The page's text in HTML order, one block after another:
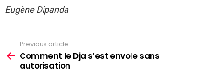
Eugène Dipanda
more
Previous article
Comment le Dja s’est envole sans
autorisation